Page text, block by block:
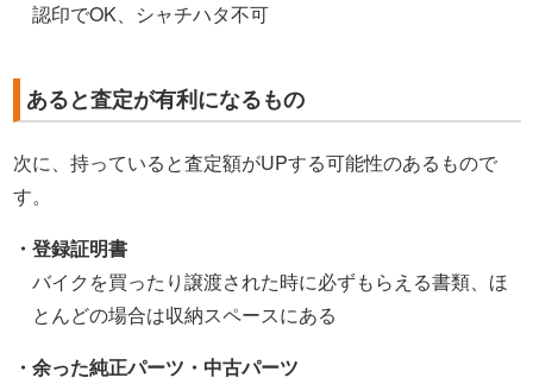
認印でOK、シャチハタ不可
あると査定が有利になるもの
次に、持っていると査定額がUPする可能性のあるもので
す。
・登録証明書
バイクを買ったり譲渡された時に必ずもらえる書類、ほ
とんどの場合は収納スペースにある
・余った純正パーツ・中古パーツ